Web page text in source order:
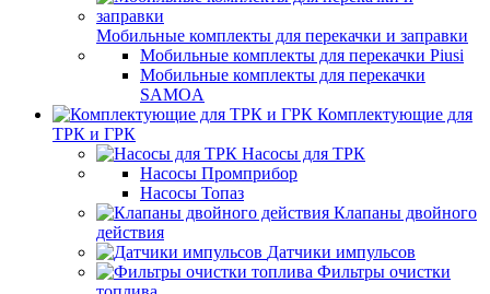
Мобильные комплекты для перекачки и заправки
Мобильные комплекты для перекачки Piusi
Мобильные комплекты для перекачки
SAMOA
Комплектующие для
ТРК и ГРК
Насосы для ТРК
Насосы Промприбор
Насосы Топаз
Клапаны двойного
действия
Датчики импульсов
Фильтры очистки